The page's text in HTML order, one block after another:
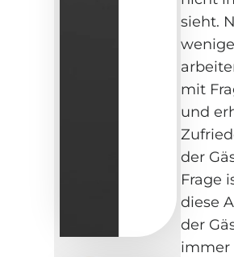
sieht.
mit
und
der
Frage
diese
der
immer